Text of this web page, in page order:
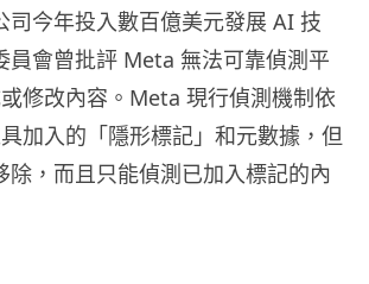
司今年投入數百億美元發展 AI 技
員會曾批評 Meta 無法可靠偵測平
修改內容。Meta 現行偵測機制依
加入的「隱形標記」和元數據，但
除，而且只能偵測已加入標記的內